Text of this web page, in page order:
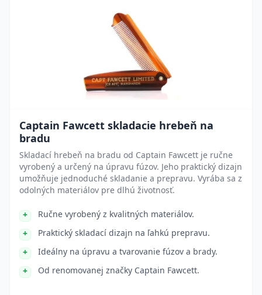
Captain Fawcett skladacie hrebeň na
bradu
Skladací hrebeň na bradu od Captain Fawcett je ručne
vyrobený a určený na úpravu fúzov. Jeho praktický dizajn
umožňuje jednoduché skladanie a prepravu. Vyrába sa z
odolných materiálov pre dlhú životnosť.
Ručne vyrobený z kvalitných materiálov.
Praktický skladací dizajn na ľahkú prepravu.
Ideálny na úpravu a tvarovanie fúzov a brady.
Od renomovanej značky Captain Fawcett.